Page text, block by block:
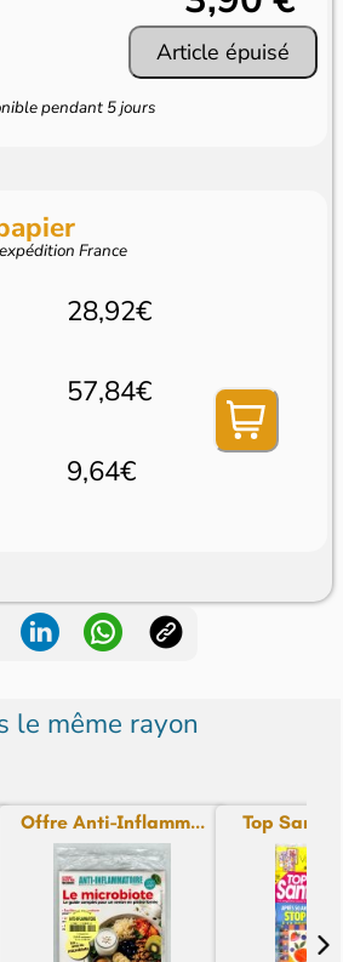
Article épuisé
pendant 5 jours
France
28,92€
57,84€
9,64€
le même rayon
Offre Anti-Inflamm... Top Santé